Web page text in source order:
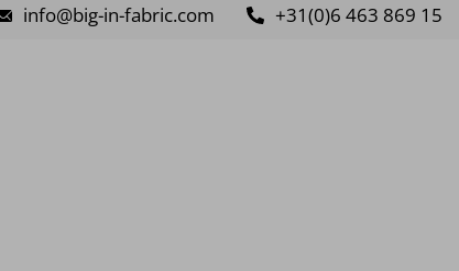
info@big-in-fabric.com +31(0)6 463 869 15